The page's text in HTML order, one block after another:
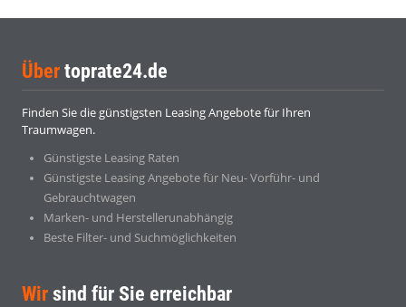
Über toprate24.de
Finden Sie die günstigsten Leasing Angebote für Ihren
Traumwagen.
Günstigste Leasing Raten
Günstigste Leasing Angebote für Neu- Vorführ- und
Gebrauchtwagen
Marken- und Herstellerunabhängig
Beste Filter- und Suchmöglichkeiten
Wir sind für Sie erreichbar